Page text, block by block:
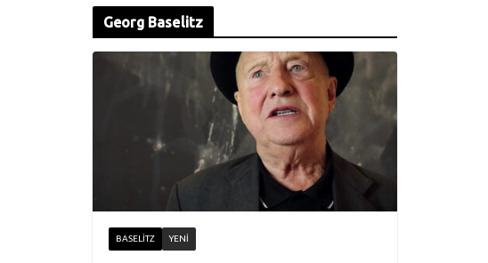
Georg Baselitz
BASELITZ YENI